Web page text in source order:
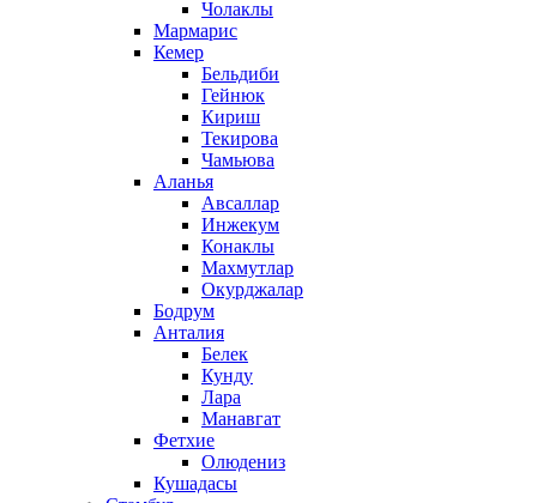
Чолаклы
Мармарис
Кемер
Бельдиби
Гейнюк
Кириш
Текирова
Чамьюва
Аланья
Авсаллар
Инжекум
Конаклы
Махмутлар
Окурджалар
Бодрум
Анталия
Белек
Кунду
Лара
Манавгат
Фетхие
Олюдениз
Кушадасы